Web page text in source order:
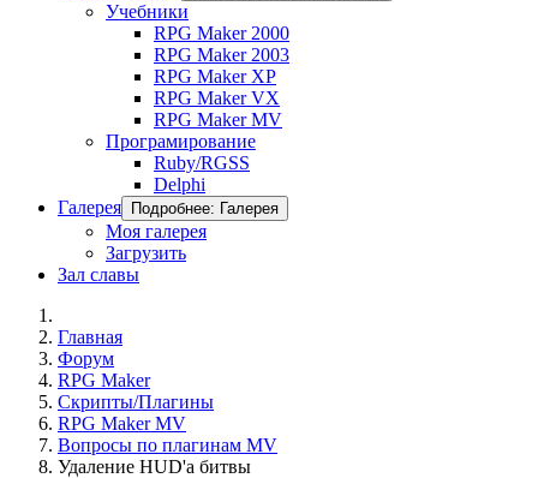
Учебники
RPG Maker 2000
RPG Maker 2003
RPG Maker XP
RPG Maker VX
RPG Maker MV
Програмирование
Ruby/RGSS
Delphi
Галерея
Подробнее: Галерея
Моя галерея
Загрузить
Зал славы
Главная
Форум
RPG Maker
Скрипты/Плагины
RPG Maker MV
Вопросы по плагинам MV
Удаление HUD'а битвы